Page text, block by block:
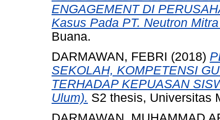
ENGAGEMENT DI
Kasus Pada PT. Neutron
Buana.
DARMAWAN, FEBRI (2018)
SEKOLAH, KOMPETENSI
TERHADAP KEPUASAN
Ulum). S2 thesis, Universitas